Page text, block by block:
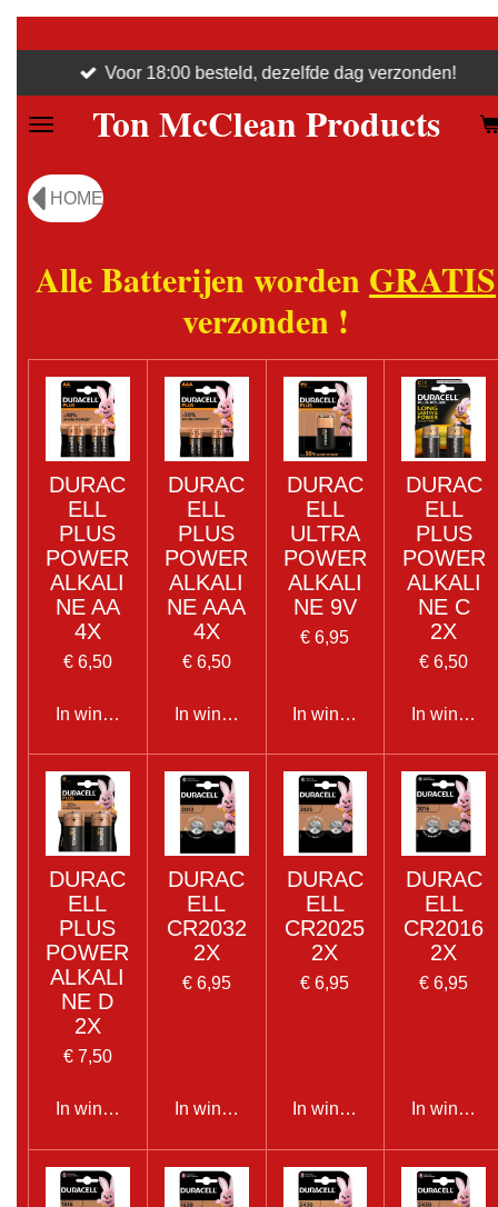
naar
de
Ton McClean Products
Voor 18:00 besteld, dezelfde dag verzonden!
HOME
Alle Batterijen worden GRATIS
verzonden !
DURAC
ELL
PLUS
POWER
ALKALI
NE AA
4X
€ 6,50
In winkelwagen
DURAC
ELL
PLUS
POWER
ALKALI
NE AAA
4X
€ 6,50
In winkelwagen
DURAC
ELL
ULTRA
POWER
ALKALI
NE 9V
€ 6,95
In winkelwagen
DURAC
ELL
PLUS
POWER
ALKALI
NE C
2X
€ 6,50
In
DURAC
ELL
PLUS
POWER
ALKALI
NE D
2X
€ 7,50
In winkelwagen
DURAC
ELL
CR2032
2X
€ 6,95
In winkelwagen
DURAC
ELL
CR2025
2X
€ 6,95
In winkelwagen
DURAC
ELL
CR2016
2X
€ 6,95
In